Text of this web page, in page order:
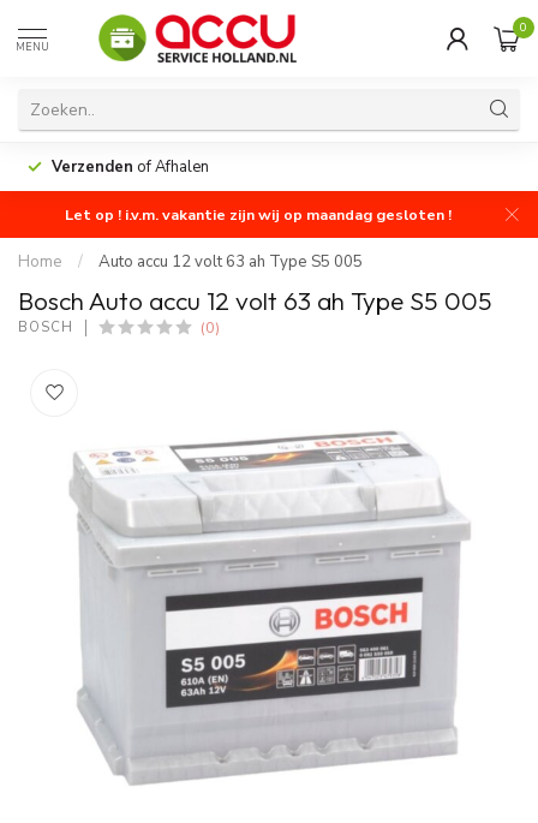
MENU
0
Verzenden of Afhalen
Let op ! i.v.m. vakantie zijn wij op maandag gesloten !
Home / Auto accu 12 volt 63 ah Type S5 005
Bosch Auto accu 12 volt 63 ah Type S5 005
BOSCH (0)